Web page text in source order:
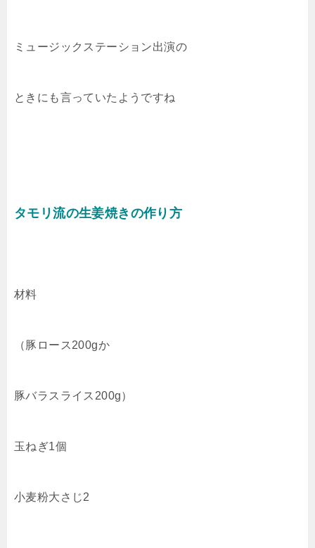
ミュージックステーション出演の
ときにも言っていたようですね
タモリ流の生姜焼きの作り方
材料
（豚ロース200gか
豚バラスライス200g）
玉ねぎ1個
小麦粉大さじ2